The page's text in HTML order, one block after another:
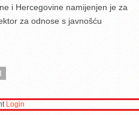
i Hercegovine namijenjen je za
za odnose s javnošću
Login